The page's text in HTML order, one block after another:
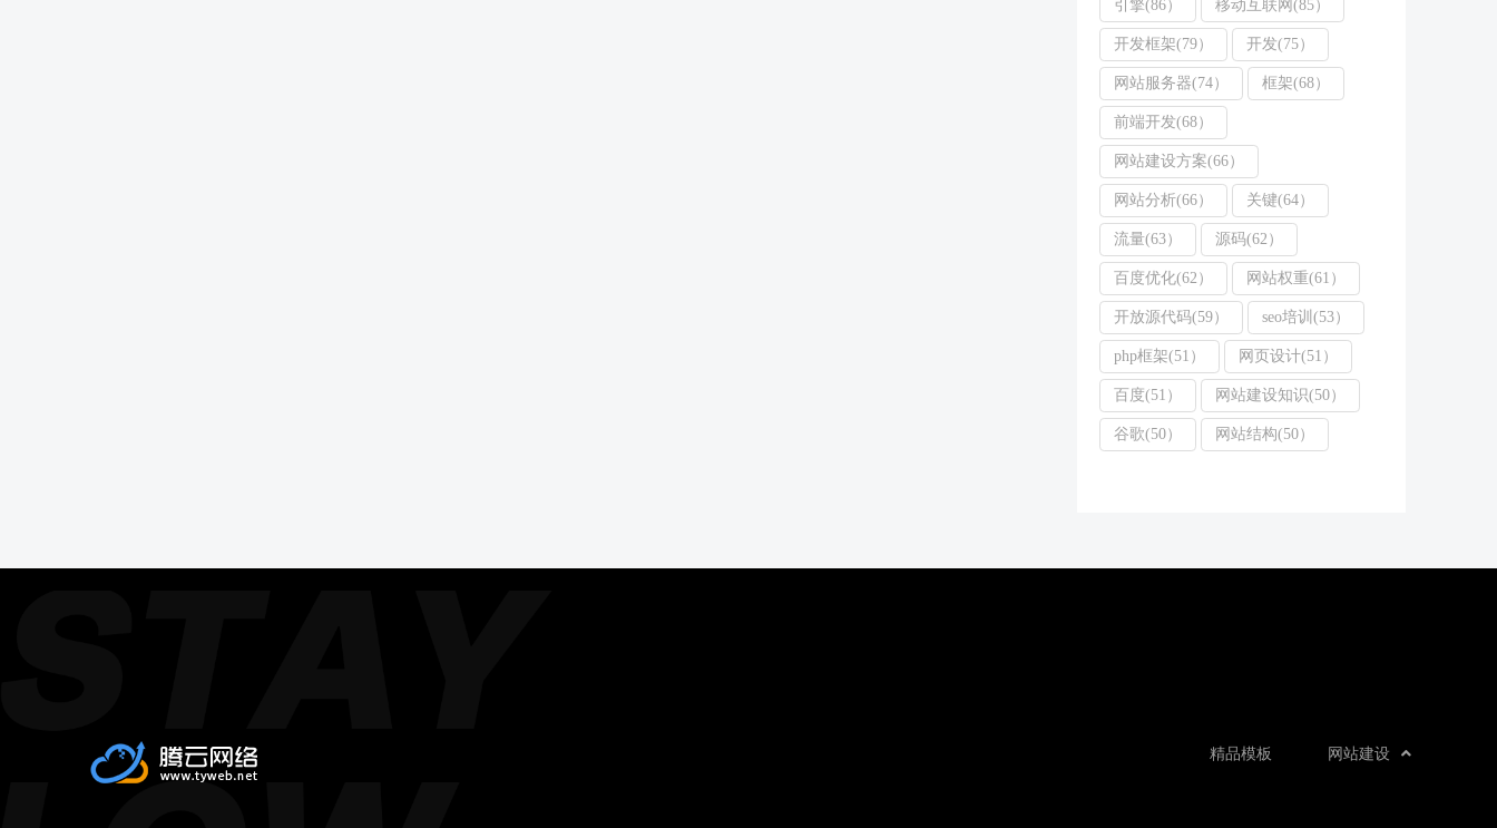
引擎(86） 移动互联网(85）
开发框架(79） 开发(75）
网站服务器(74） 框架(68）
前端开发(68）
网站建设方案(66）
网站分析(66） 关键(64）
流量(63） 源码(62）
百度优化(62） 网站权重(61）
开放源代码(59） seo培训(53）
php框架(51） 网页设计(51）
百度(51） 网站建设知识(50）
谷歌(50） 网站结构(50）
网站建设
精品模板